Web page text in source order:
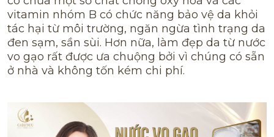
vitamin nhóm B có chức năng bảo vệ da khỏi
tác hại từ môi trường, ngăn ngừa tình trạng da
đen sạm, sần sùi. Hơn nữa, làm đẹp da từ nước
vo gạo rất được ưa chuộng bởi vì chúng có sẵn
ở nhà và không tốn kém chi phí.